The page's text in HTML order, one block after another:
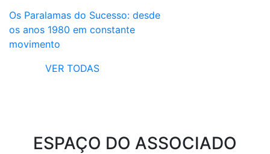
Os Paralamas do Sucesso: desde
os anos 1980 em constante
movimento
VER TODAS
ESPAÇO DO ASSOCIADO